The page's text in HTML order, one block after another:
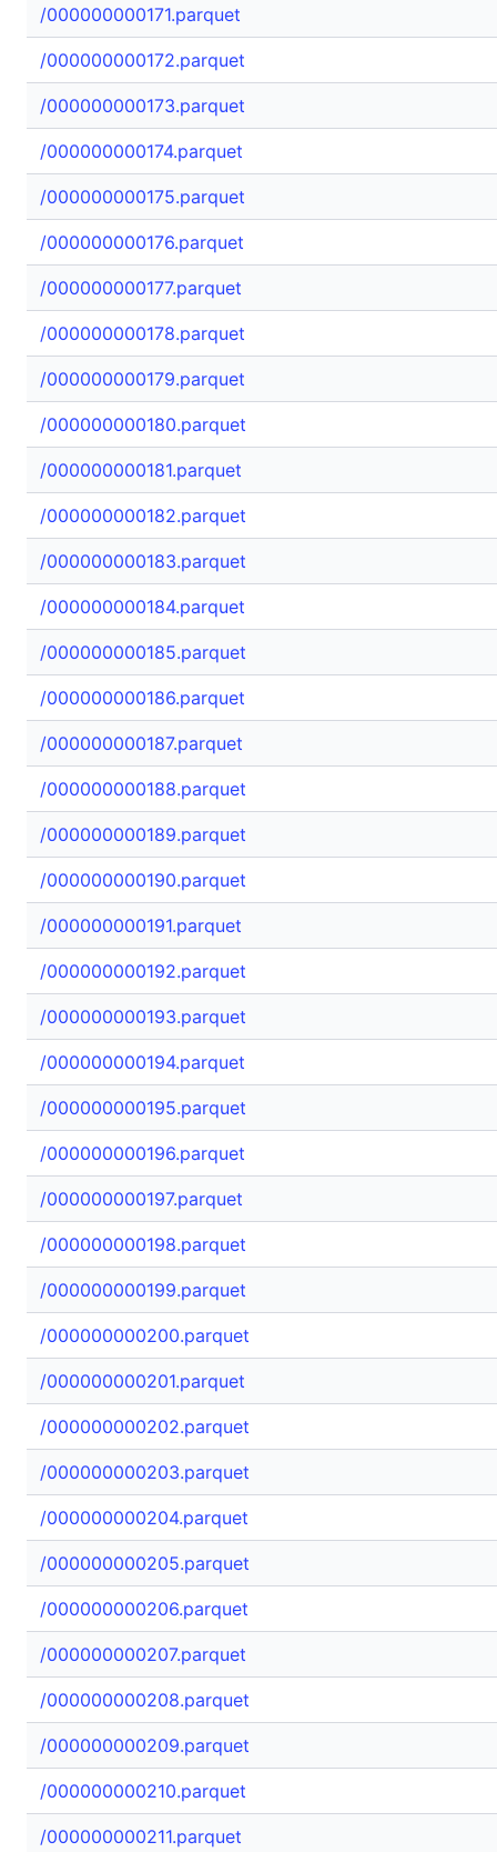
/000000000171.parquet
/000000000172.parquet
/000000000173.parquet
/000000000174.parquet
/000000000175.parquet
/000000000176.parquet
/000000000177.parquet
/000000000178.parquet
/000000000179.parquet
/000000000180.parquet
/000000000181.parquet
/000000000182.parquet
/000000000183.parquet
/000000000184.parquet
/000000000185.parquet
/000000000186.parquet
/000000000187.parquet
/000000000188.parquet
/000000000189.parquet
/000000000190.parquet
/000000000191.parquet
/000000000192.parquet
/000000000193.parquet
/000000000194.parquet
/000000000195.parquet
/000000000196.parquet
/000000000197.parquet
/000000000198.parquet
/000000000199.parquet
/000000000200.parquet
/000000000201.parquet
/000000000202.parquet
/000000000203.parquet
/000000000204.parquet
/000000000205.parquet
/000000000206.parquet
/000000000207.parquet
/000000000208.parquet
/000000000209.parquet
/000000000210.parquet
/000000000211.parquet